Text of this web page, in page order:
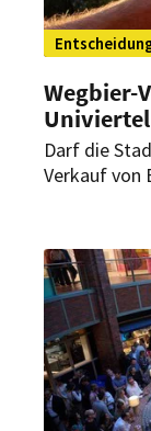
Wegbier-
Darf die
Verkauf von
verkündet –
mit spätem